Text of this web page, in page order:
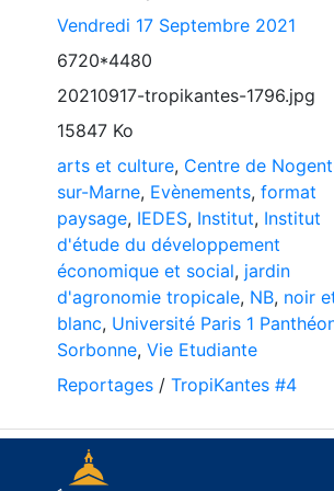
Vendredi 17 Septembre 2021
6720*4480
20210917-tropikantes-1796.jpg
15847 Ko
arts et culture, Centre de
sur-Marne, Evènements, format
paysage, IEDES, Institut, Institut
d'étude du développement
économique et social, jardin
d'agronomie tropicale, NB, noir
blanc, Université Paris 1
Sorbonne, Vie Etudiante
Reportages / TropiKantes #4